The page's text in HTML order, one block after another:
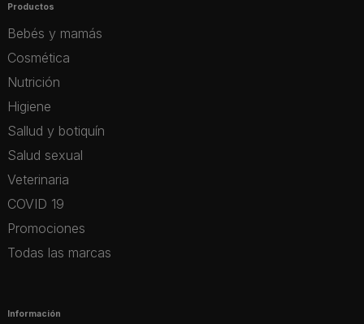
Productos
Bebés y mamás
Cosmética
Nutrición
Higiene
Sallud y botiquín
Salud sexual
Veterinaria
COVID 19
Promociones
Todas las marcas
Información